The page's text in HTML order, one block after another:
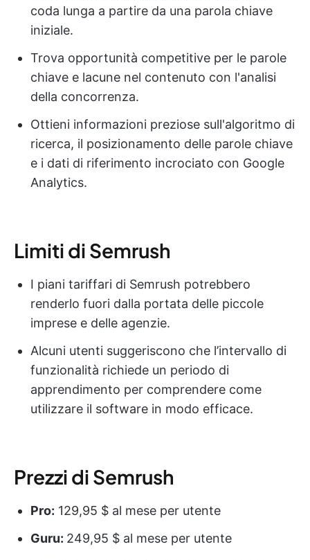
coda lunga a partire da una parola chiave
iniziale.
Trova opportunità competitive per le parole
chiave e lacune nel contenuto con l'analisi
della concorrenza.
Ottieni informazioni preziose sull'algoritmo di
ricerca, il posizionamento delle parole chiave
e i dati di riferimento incrociato con Google
Analytics.
Limiti di Semrush
I piani tariffari di Semrush potrebbero
renderlo fuori dalla portata delle piccole
imprese e delle agenzie.
Alcuni utenti suggeriscono che l’intervallo di
funzionalità richiede un periodo di
apprendimento per comprendere come
utilizzare il software in modo efficace.
Prezzi di Semrush
Pro: 129,95 $ al mese per utente
Guru: 249,95 $ al mese per utente